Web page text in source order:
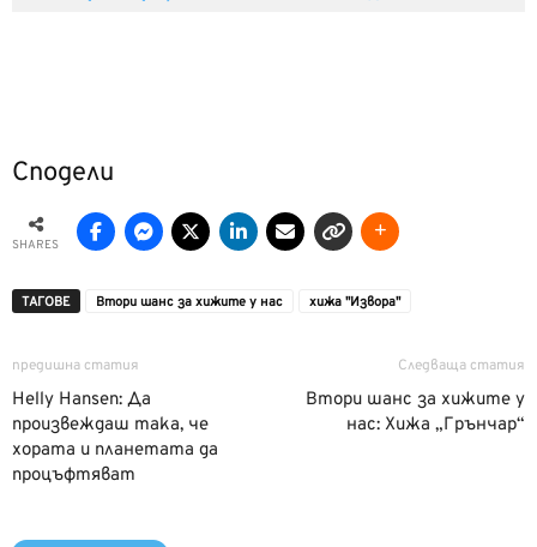
Сподели
SHARES
ТАГОВЕ Втори шанс за хижите у нас хижа "Извора"
предишна статия
Helly Hansen: Да
произвеждаш така, че
хората и планетата да
процъфтяват
Следваща статия
Втори шанс за хижите у
нас: Хижа „Грънчар“